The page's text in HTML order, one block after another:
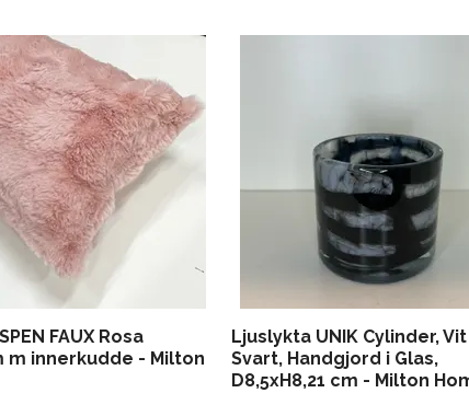
FAUX Rosa
m innerkudde - Milton
Ljuslykta UNIK Cylinder,
Svart, Handgjord i Glas,
D8,5xH8,21 cm - Milton